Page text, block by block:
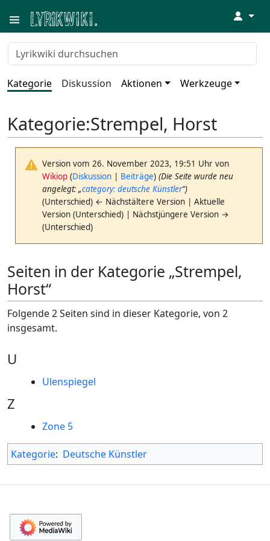
↓
Kategorie Diskussion Aktionen Werkzeuge
Kategorie:Strempel, Horst
Version vom 26. November 2023, 19:51 Uhr von
Wikiop (Diskussion | Beiträge) (Die Seite wurde neu
angelegt: „category: deutsche Künstler“)
(Unterschied) ← Nächstältere Version | Aktuelle
Version (Unterschied) | Nächstjüngere Version →
(Unterschied)
Seiten in der Kategorie „Strempel,
Horst“
Folgende 2 Seiten sind in dieser Kategorie, von 2
insgesamt.
U
Ulenspiegel
Z
Zone 5
Kategorie: Deutsche Künstler